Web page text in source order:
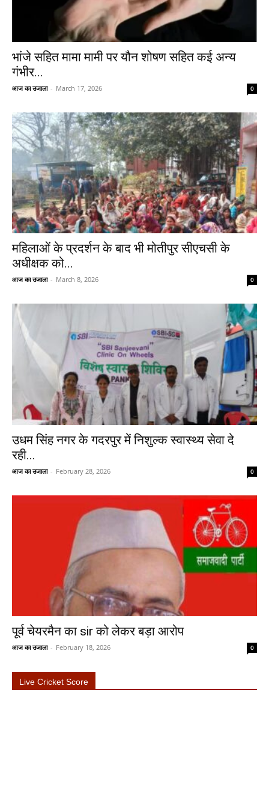
भांजे सहित मामा मामी पर यौन शोषण सहित कई अन्य
गंभीर...
आज का उजाला - March 17, 2026 0
महिलाओं के प्रदर्शन के बाद भी मोतीपुर सीएचसी के
अधीक्षक को...
आज का उजाला - March 8, 2026 0
उधम सिंह नगर के गदरपुर में निशुल्क स्वास्थ्य सेवा दे
रही...
आज का उजाला - February 28, 2026 0
पूर्व चेयरमैन का sir को लेकर बड़ा आरोप
आज का उजाला - February 18, 2026 0
Live Cricket Score